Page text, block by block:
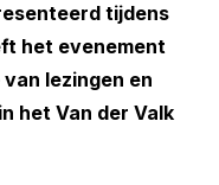
tijdens
het evenement
lezingen en
het Van der Valk